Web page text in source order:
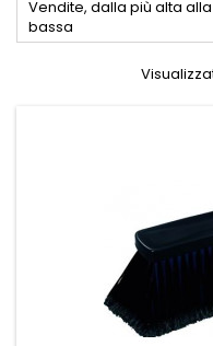
Vendite, dalla più alta
bassa